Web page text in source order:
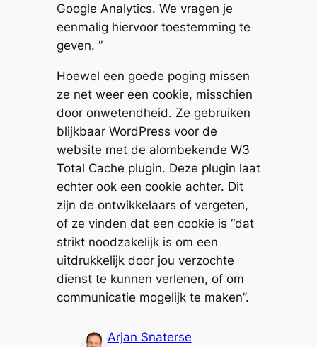
Google Analytics. We vragen je
eenmalig hiervoor toestemming te
geven. ”
Hoewel een goede poging missen
ze net weer een cookie, misschien
door onwetendheid. Ze gebruiken
blijkbaar WordPress voor de
website met de alombekende W3
Total Cache plugin. Deze plugin laat
echter ook een cookie achter. Dit
zijn de ontwikkelaars of vergeten,
of ze vinden dat een cookie is “dat
strikt noodzakelijk is om een
uitdrukkelijk door jou verzochte
dienst te kunnen verlenen, of om
communicatie mogelijk te maken”.
Arjan Snaterse